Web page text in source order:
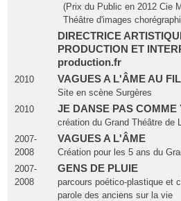
(Prix du Public en 2012 Cie
Théâtre d'images
DIRECTRICE
PRODUCTION ET
production.fr
2010 VAGUES A L'ÂME AU
Site en scène Surgères
2010
JE DANSE PAS COMME
création du Grand Théâtre de
2007-
2008
VAGUES A L'ÂME
Création pour les 5 ans du
2007-
2008
GENS DE PLUIE
parcours poético-plastique et
parole des anciens sur la vie